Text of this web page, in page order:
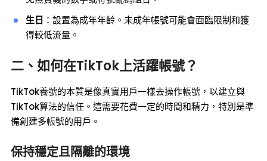
生日 ：設置為成年年齡。未成年帳號可能會面臨限制和獲
得較低流量。
二、如何在TikTok上活躍帳號？
TikTok養號的本質是像真實用戶一樣去操作帳號，以建立與
TikTok算法的信任。這需要花費一定的時間和精力，特別是準
備創建多帳號的用戶。
保持穩定且隔離的環境